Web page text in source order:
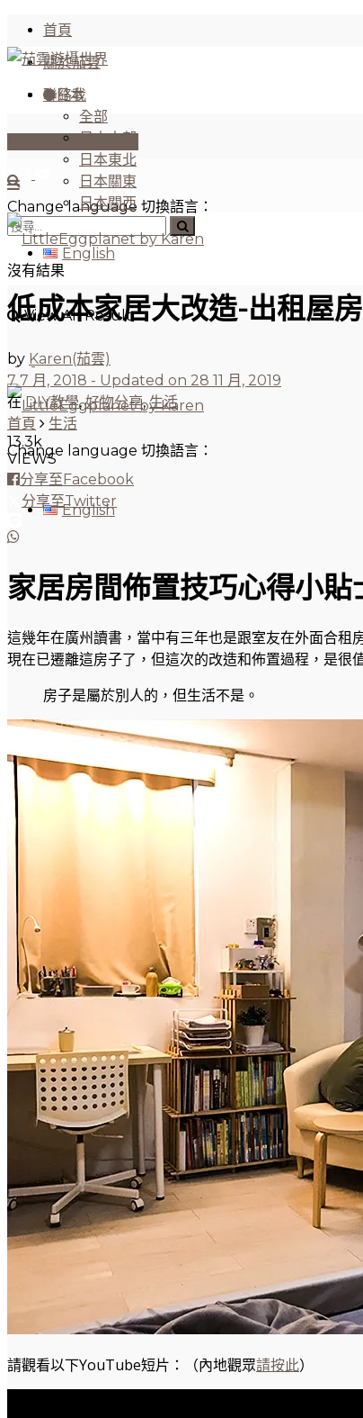
首頁
關於茄雲
聯絡我
訂閱 Newsletter
Change language 切換語言：
English
日本
全部
日本中部
日本東北
日本關東
日本關西
【歧阜縣】此生必到日本白川鄉夢幻雪
沒有結果
View All Result
Change language 切換語言：
English
低成本家居大改造-出租屋
by Karen(茄雲)
7 7 月, 2018 - Updated on 28 11 月, 2019
在 DIY教學,好物分享,生活
首頁
生活
13.3k
VIEWS
分享至Facebook
分享至Twitter
家居房間佈置技巧心得小貼
這幾年在廣州讀書，當中有三年也是跟室友在外面合
現在已遷離這房子了，但這次的改造和佈置過程，是很
房子是屬於別人的，但生活不是。
請觀看以下YouTube短片：（內地觀眾請按此）